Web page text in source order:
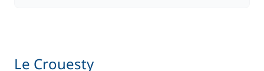
Le Crouesty